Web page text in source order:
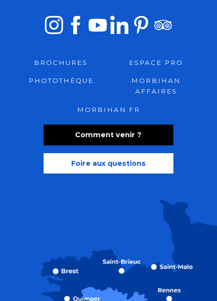
Comment venir ?
Foire aux questions
BROCHURES ESPACE PRO
PHOTOTHÈQUE
MORBIHAN
AFFAIRES
MORBIHAN.FR